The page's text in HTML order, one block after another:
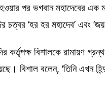
হওয়ার পর ভগবান মহাদেবের
চত্বর ‘হর হর মহাদেব’ এবং
কর্তৃপক্ষ বিশালকে রামায়ণ
বিশাল বলেন, ‘তিনি এখন